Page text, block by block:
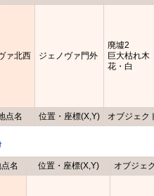
点名 位置・座標(X,Y) オブジェク
ァ北西 ジェノヴァ門外
廃墟2
巨大枯れ木
花・白
点名 位置・座標(X,Y) オブジェ